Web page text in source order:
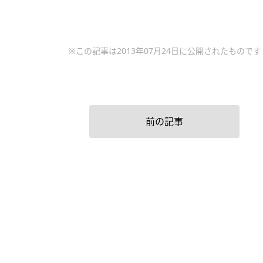
※この記事は2013年07月24日に公開されたものです
前の記事